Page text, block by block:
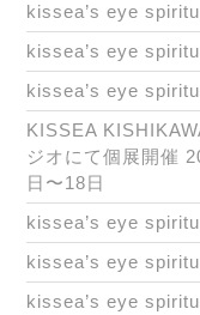
kissea’s eye
kissea’s eye
kissea’s eye
KISSEA
ジオにて個展開催
日〜18日
kissea’s eye
kissea’s eye
kissea’s eye